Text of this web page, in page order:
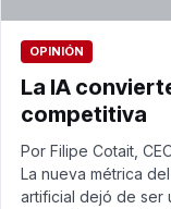
OPINIÓN
La IA
competitiva
Por Filipe Cotait,
La nueva métrica
artificial dejó de ser